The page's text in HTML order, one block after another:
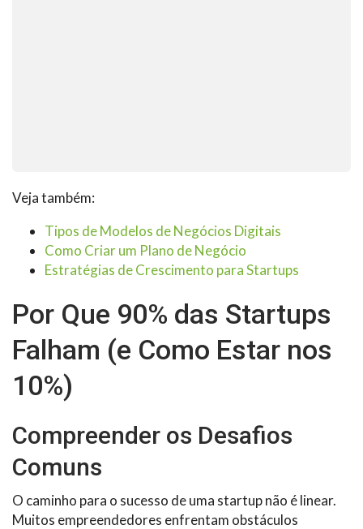
Veja também:
Tipos de Modelos de Negócios Digitais
Como Criar um Plano de Negócio
Estratégias de Crescimento para Startups
Por Que 90% das Startups
Falham (e Como Estar nos
10%)
Compreender os Desafios
Comuns
O caminho para o sucesso de uma startup não é linear.
Muitos empreendedores enfrentam obstáculos